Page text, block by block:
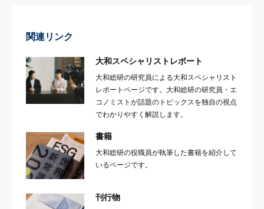
関連リンク
大和スペシャリストレポート
大和総研の研究員による大和スペシャリスト
レポートページです。大和総研の研究員・エ
コノミストが話題のトピックスを独自の視点
でわかりやすく解説します。
書籍
大和総研の役職員が執筆した書籍を紹介して
いるページです。
刊行物